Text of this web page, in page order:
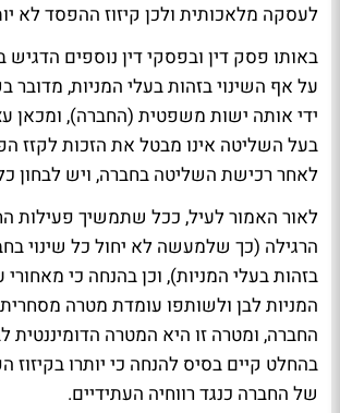
לעסקה מלאכותית ולכן קיזוז ההפסד לא
באותו פסק דין ובפסקי דין נוספים
על אף השינוי בזהות בעלי המניות, מדובר
ידי אותה ישות משפטית (החברה), ומכאן
בעל השליטה אינו מבטל את הזכות לקזז
לאחר רכישת השליטה בחברה, ויש לבחון
לאור האמור לעיל, ככל שתמשיך פעילות
הרגילה (כך שלמעשה לא יחול כל שינוי
בזהות בעלי המניות), וכן בהנחה כי
המניות לבן ולשותפו עומדת מטרה
החברה, ומטרה זו היא המטרה הדומיננטית
בהחלט קיים בסיס להנחה כי יותרו בקיזוז
של החברה כנגד רווחיה העתידיים.